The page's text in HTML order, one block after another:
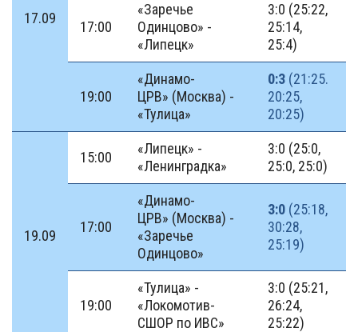
17.09
17:00
«Заречье
Одинцово» -
«Липецк»
3:0 (25:22,
25:14,
25:4)
19:00
«Динамо-
ЦРВ» (Москва) -
«Тулица»
0:3 (21:25.
20:25,
20:25)
19.09
15:00
«Липецк» -
«Ленинградка»
3:0 (25:0,
25:0, 25:0)
17:00
«Динамо-
ЦРВ» (Москва) -
«Заречье
Одинцово»
3:0 (25:18,
30:28,
25:19)
19:00
«Тулица» -
«Локомотив-
СШОР по ИВС»
3:0 (25:21,
26:24,
25:22)